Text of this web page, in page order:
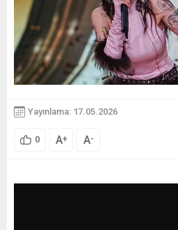
Yayınlama: 17.05.2026
0 A+ A-